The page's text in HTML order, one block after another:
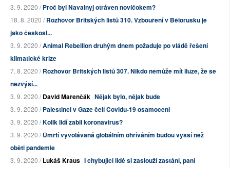
3. 9. 2020 /Proč byl Navalnyj otráven novičokem?
18. 8. 2020 /Rozhovor Britských listů 310. Vzbouření v Bělorusku je
jako českosl...
3. 9. 2020 /Animal Rebellion druhým dnem požaduje po vládě řešení
klimatické krize
7. 8. 2020 /Rozhovor Britských listů 307. Nikdo nemůže mít iluze, že se
nezvýší...
3. 9. 2020 /David Marenčák Nějak bylo, nějak bude
3. 9. 2020 /Palestinci v Gaze čelí Covidu-19 osamoceni
3. 9. 2020 /Kolik lidí zabil koronavirus?
3. 9. 2020 /Úmrtí vyvolávaná globálním ohříváním budou vyšší než
oběti pandemie
3. 9. 2020 /Lukáš Kraus I chybující lidé si zaslouží zastání, paní